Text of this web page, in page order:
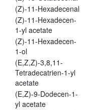
(Z)-11-Hexadecenal
(Z)-11-Hexadecen-
1-yl acetate
(Z)-11-Hexadecen-
1-ol
(E,Z,Z)-3,8,11-
Tetradecatrien-1-yl
acetate
(E,Z)-9-Dodecen-1-
yl acetate